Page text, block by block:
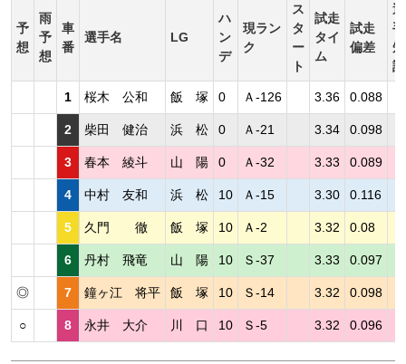
予
想
雨
予
想
車
番
選手名 LG
ハ
ン
デ
現ラン
ク
ス
タ
ー
ト
試走
タイ
ム
試走
偏差
選
手
短
評
1 桜木 公和 飯 塚 0 Ａ-126 3.36 0.088
2 柴田 健治 浜 松 0 Ａ-21 3.34 0.098
3 春本 綾斗 山 陽 0 Ａ-32 3.33 0.089
4 中村 友和 浜 松 10 Ａ-15 3.30 0.116
5 久門 徹 飯 塚 10 Ａ-2 3.32 0.08
6 丹村 飛竜 山 陽 10 Ｓ-37 3.33 0.097
◎ 7 鐘ヶ江 将平 飯 塚 10 Ｓ-14 3.32 0.098
○ 8 永井 大介 川 口 10 Ｓ-5 3.32 0.096